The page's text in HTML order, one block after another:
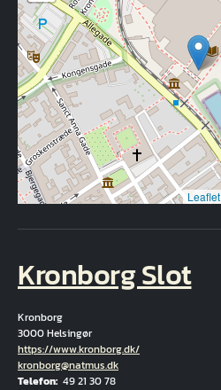
Leaflet
Kronborg Slot
Kronborg
3000 Helsingør
Hjemmeside
https://www.kronborg.dk/
E-Mail
kronborg@natmus.dk
Telefon 49 21 30 78